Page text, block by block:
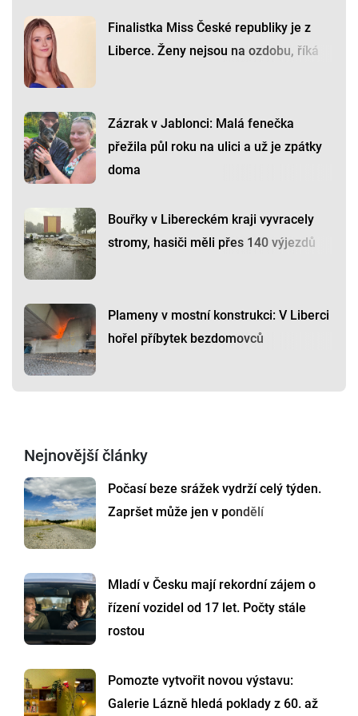
Finalistka Miss České republiky je z
Liberce. Ženy nejsou na ozdobu, říká
Zázrak v Jablonci: Malá fenečka
přežila půl roku na ulici a už je zpátky
doma
Bouřky v Libereckém kraji vyvracely
stromy, hasiči měli přes 140 výjezdů
Plameny v mostní konstrukci: V Liberci
hořel příbytek bezdomovců
Nejnovější články
Počasí beze srážek vydrží celý týden.
Zapršet může jen v pondělí
Mladí v Česku mají rekordní zájem o
řízení vozidel od 17 let. Počty stále
rostou
Pomozte vytvořit novou výstavu:
Galerie Lázně hledá poklady z 60. až